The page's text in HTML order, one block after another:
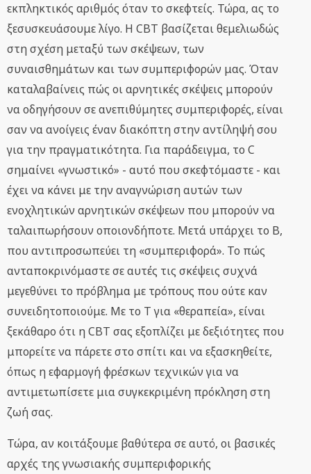
εκπληκτικός αριθμός όταν το σκεφτείς. Τώρα, ας το
ξεσυσκευάσουμε λίγο. Η CBT βασίζεται θεμελιωδώς
στη σχέση μεταξύ των σκέψεων, των
συναισθημάτων και των συμπεριφορών μας. Όταν
καταλαβαίνεις πώς οι αρνητικές σκέψεις μπορούν
να οδηγήσουν σε ανεπιθύμητες συμπεριφορές, είναι
σαν να ανοίγεις έναν διακόπτη στην αντίληψή σου
για την πραγματικότητα. Για παράδειγμα, το C
σημαίνει «γνωστικό» - αυτό που σκεφτόμαστε - και
έχει να κάνει με την αναγνώριση αυτών των
ενοχλητικών αρνητικών σκέψεων που μπορούν να
ταλαιπωρήσουν οποιονδήποτε. Μετά υπάρχει το Β,
που αντιπροσωπεύει τη «συμπεριφορά». Το πώς
ανταποκρινόμαστε σε αυτές τις σκέψεις συχνά
μεγεθύνει το πρόβλημα με τρόπους που ούτε καν
συνειδητοποιούμε. Με το T για «θεραπεία», είναι
ξεκάθαρο ότι η CBT σας εξοπλίζει με δεξιότητες που
μπορείτε να πάρετε στο σπίτι και να εξασκηθείτε,
όπως η εφαρμογή φρέσκων τεχνικών για να
αντιμετωπίσετε μια συγκεκριμένη πρόκληση στη
ζωή σας.
Τώρα, αν κοιτάξουμε βαθύτερα σε αυτό, οι βασικές
αρχές της γνωσιακής συμπεριφορικής